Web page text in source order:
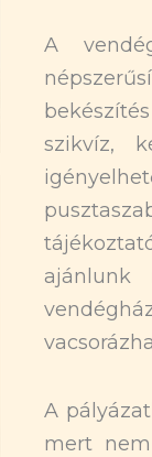
A
szikvíz,
ajánlunk
A
mert